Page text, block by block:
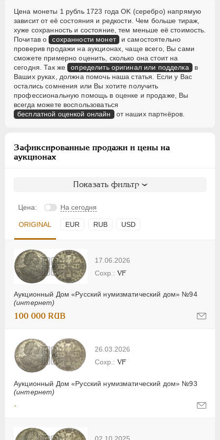
Цена монеты 1 рубль 1723 года OK (серебро) напрямую
зависит от её состояния и редкости. Чем больше тираж,
хуже сохранность и состояние, тем меньше её стоимость.
Почитав о сохранности монет и самостоятельно
проверив продажи на аукционах, чаще всего, Вы сами
сможете примерно оценить, сколько она стоит на
сегодня. Так же определить оригинал или подделка в
Ваших руках, должна помочь наша статья. Если у Вас
остались сомнения или Вы хотите получить
профессиональную помощь в оценке и продаже, Вы
всегда можете воспользоваться
бесплатной оценкой онлайн от наших партнёров.
Зафиксированные продажи и цены на
аукционах
Показать фильтр
Цена: На сегодня
ORIGINAL EUR RUB USD
17.06.2026
Аукционный Дом «Русский нумизматический дом» №94
(интернет)
VF
100 000 RUB
26.03.2026
Аукционный Дом «Русский нумизматический дом» №93
(интернет)
VF
-